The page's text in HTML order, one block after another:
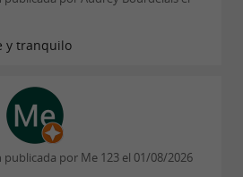
ruta.verde
camping le permite
elmercado de
y tranquilo
publicada por Me 123 el 01/08/2026